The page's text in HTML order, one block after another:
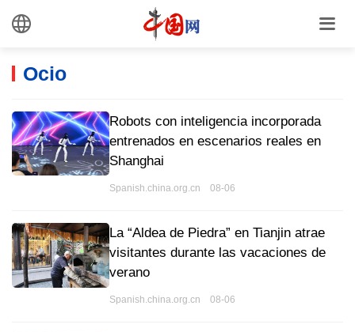
Ocio
Robots con inteligencia incorporada
entrenados en escenarios reales en
Shanghai
Spanish.china.org.cn 08-06
La “Aldea de Piedra” en Tianjin atrae
visitantes durante las vacaciones de
verano
Spanish.china.org.cn 08-06